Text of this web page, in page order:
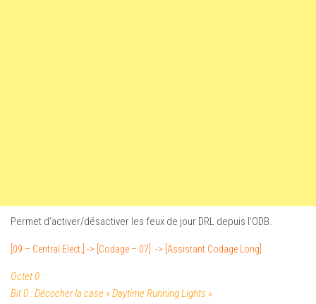
Permet d’activer/désactiver les feux de jour DRL depuis l’ODB.
[09 – Central Elect.] -> [Codage – 07] -> [Assistant Codage Long]
Octet 0 :
Bit 0 : Décocher la case « Daytime Running Lights »